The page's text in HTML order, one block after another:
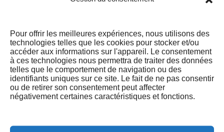
Pour offrir les meilleures expériences, nous utilisons des
technologies telles que les cookies pour stocker et/ou
accéder aux informations sur l'appareil. Le consentement
à ces technologies nous permettra de traiter des données
telles que le comportement de navigation ou des
identifiants uniques sur ce site. Le fait de ne pas consentir
ou de retirer son consentement peut affecter
négativement certaines caractéristiques et fonctions.
Read More…